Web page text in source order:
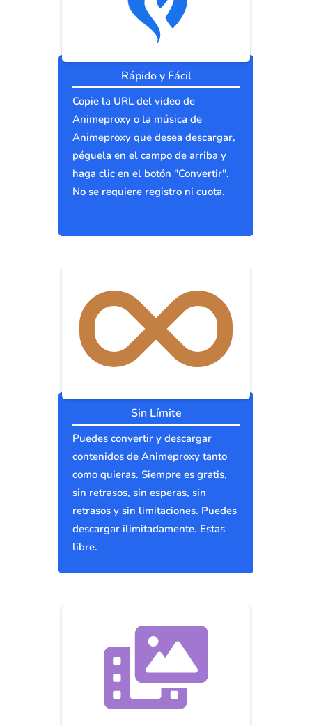
Rápido y Fácil
Copie la URL del video de
Animeproxy o la música de
Animeproxy que desea descargar,
péguela en el campo de arriba y
haga clic en el botón "Convertir".
No se requiere registro ni cuota.
Sin Límite
Puedes convertir y descargar
contenidos de Animeproxy tanto
como quieras. Siempre es gratis,
sin retrasos, sin esperas, sin
retrasos y sin limitaciones. Puedes
descargar ilimitadamente. Estas
libre.